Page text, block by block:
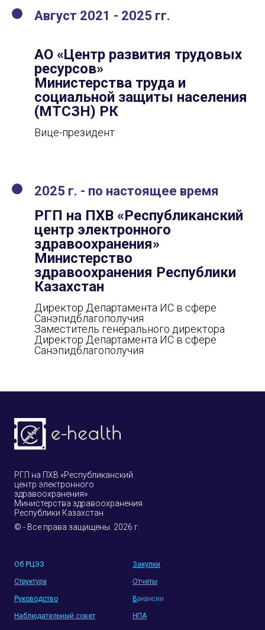
Август 2021 - 2025 гг.
АО «Центр развития трудовых
ресурсов»
Министерства труда и
социальной защиты населения
(МТСЗН) РК
Вице-президент
2025 г. - по настоящее время
РГП на ПХВ «Республиканский
центр электронного
здравоохранения»
Министерство
здравоохранения Республики
Казахстан
Директор Департамента ИС в сфере
Санэпидблагополучия
Заместитель генерального директора
Директор Департамента ИС в сфере
Санэпидблагополучия
РГП на ПХВ «Республиканский
центр электронного
здравоохранения»
Министерства здравоохранения
Республики Казахстан
© - Все права защищены. 2026 г.
Об РЦЭЗ
Структура
Руководство
Наблюдательный совет
Закупки
Отчеты
Вакансии
НПА